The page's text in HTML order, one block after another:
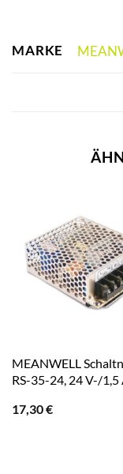
MARKE
MEANWELL
RS-35-24, 24 V-/1,5
17,30€